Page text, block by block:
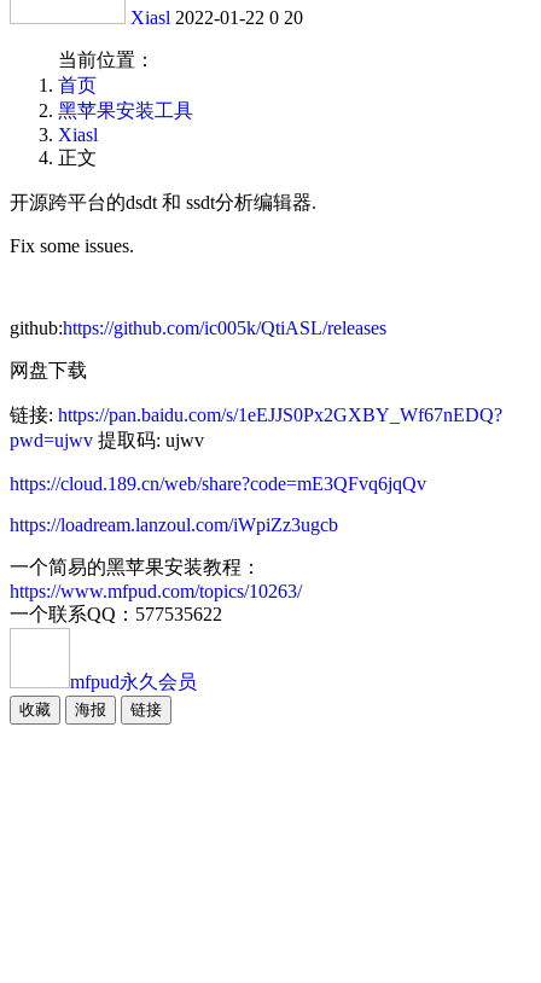
Xiasl 2022-01-22 0 20
当前位置：
首页
黑苹果安装工具
Xiasl
正文
开源跨平台的dsdt 和 ssdt分析编辑器.
Fix some issues.
github:https://github.com/ic005k/QtiASL/releases
网盘下载
链接: https://pan.baidu.com/s/1eEJJS0Px2GXBY_Wf67nEDQ?
pwd=ujwv 提取码: ujwv
https://cloud.189.cn/web/share?code=mE3QFvq6jqQv
https://loadream.lanzoul.com/iWpiZz3ugcb
一个简易的黑苹果安装教程：
https://www.mfpud.com/topics/10263/
一个联系QQ：577535622
mfpud永久会员
收藏 海报 链接